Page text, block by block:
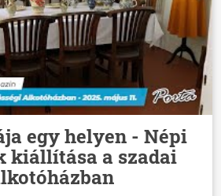
egy helyen - Népi
kiállítása a szadai